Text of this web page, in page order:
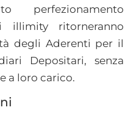
perfezionamento
illimity ritorneranno
degli Aderenti per il
Depositari, senza
a loro carico.